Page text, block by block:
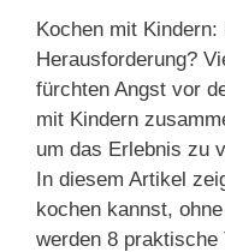
Kochen mit
Herausforderung?
fürchten Angst vor
mit Kindern
um das Erlebnis zu
In diesem Artikel
kochen kannst,
werden 8